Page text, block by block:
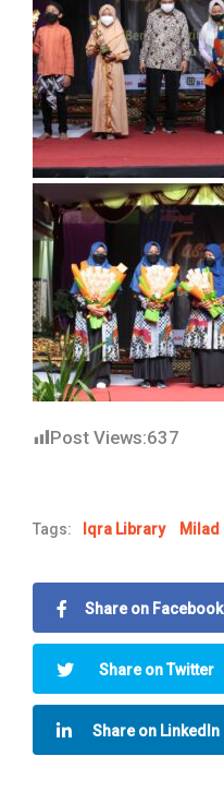
Post Views:637
Tags: Iqra Library Milad
Share on Facebook
Share on Twitter
Share on LinkedIn